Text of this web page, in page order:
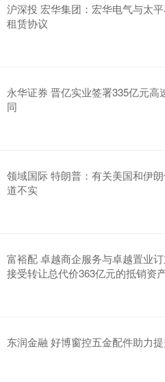
沪深投 宏华集团：宏华电气与太
租赁协议
永华证券 晋亿实业签署335亿元高
同
领域国际 特朗普：有关美国和伊
道不实
富裕配 卓越商企服务与卓越置业
接受转让总代价363亿元的抵销资
东润金融 好博窗控五金配件助力